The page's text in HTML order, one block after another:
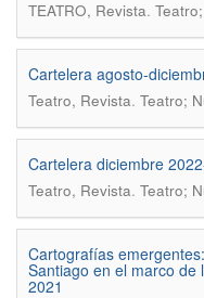
TEATRO, Revista.
Cartelera agosto-
Teatro, Revista. Teatro;
Cartelera diciembre
Teatro, Revista. Teatro;
Cartografías
Santiago en el marco de
2021